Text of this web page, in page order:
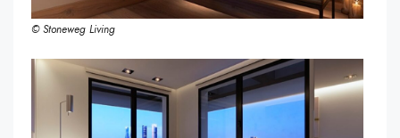
© Stoneweg Living